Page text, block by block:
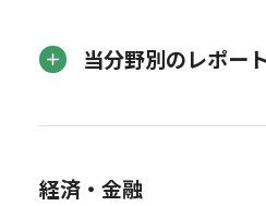
当分野別のレポート
経済・金融